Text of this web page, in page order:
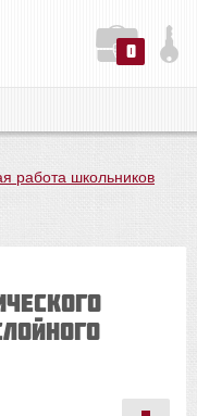
0
работа школьников